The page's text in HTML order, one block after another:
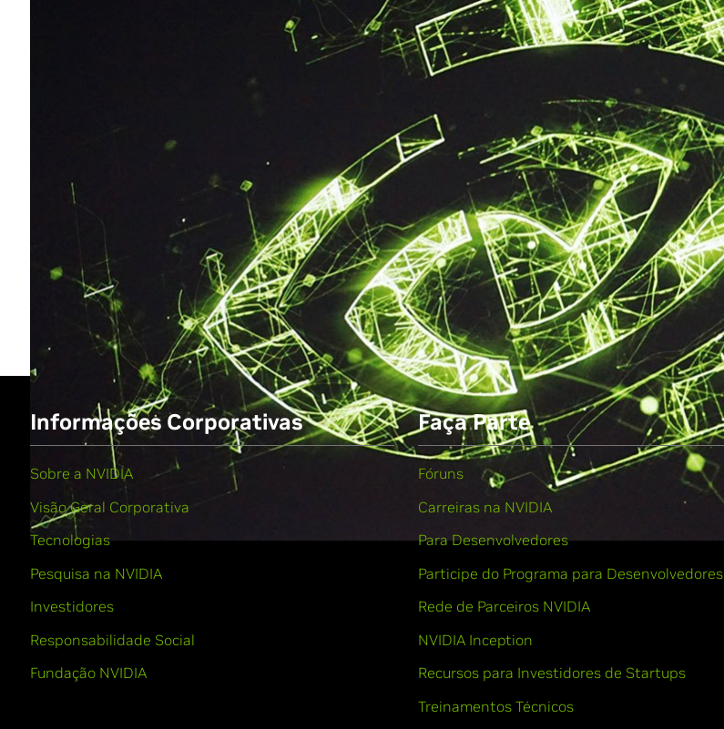
Informações Corporativas
Sobre a NVIDIA
Visão Geral Corporativa
Tecnologias
Pesquisa na NVIDIA
Investidores
Responsabilidade Social
Fundação NVIDIA
Faça Parte
Fóruns
Carreiras na NVIDIA
Para Desenvolvedores
Participe do Programa para Desenvolvedores
Rede de Parceiros NVIDIA
NVIDIA Inception
Recursos para Investidores de Startups
Treinamentos Técnicos